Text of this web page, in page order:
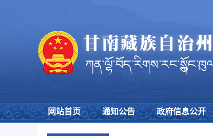
网站首页 通知公告 政府信息公开